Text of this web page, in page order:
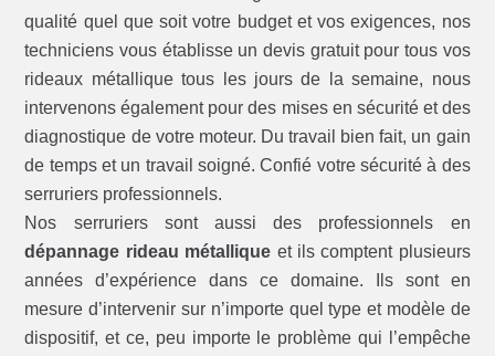
qualité quel que soit votre budget et vos exigences, nos
techniciens vous établisse un devis gratuit pour tous vos
rideaux métallique tous les jours de la semaine, nous
intervenons également pour des mises en sécurité et des
diagnostique de votre moteur. Du travail bien fait, un gain
de temps et un travail soigné. Confié votre sécurité à des
serruriers professionnels.
Nos serruriers sont aussi des professionnels en
dépannage rideau métallique et ils comptent plusieurs
années d’expérience dans ce domaine. Ils sont en
mesure d’intervenir sur n’importe quel type et modèle de
dispositif, et ce, peu importe le problème qui l’empêche